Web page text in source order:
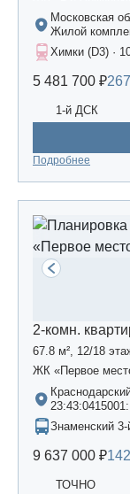
Московская
Жилой
Химки (D3) ·
5 481 700 ₽
1-й ДСК
Подробнее
2-комн.
67.8 м², 12/18
ЖК «Первое
Знаменский
9 637 000 ₽
ТОЧНО